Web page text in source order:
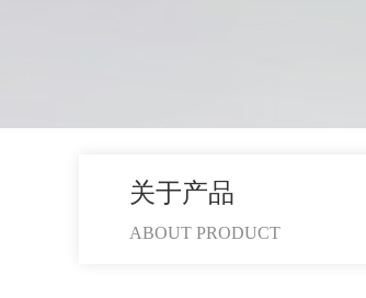
关于产品
ABOUT PRODUCT